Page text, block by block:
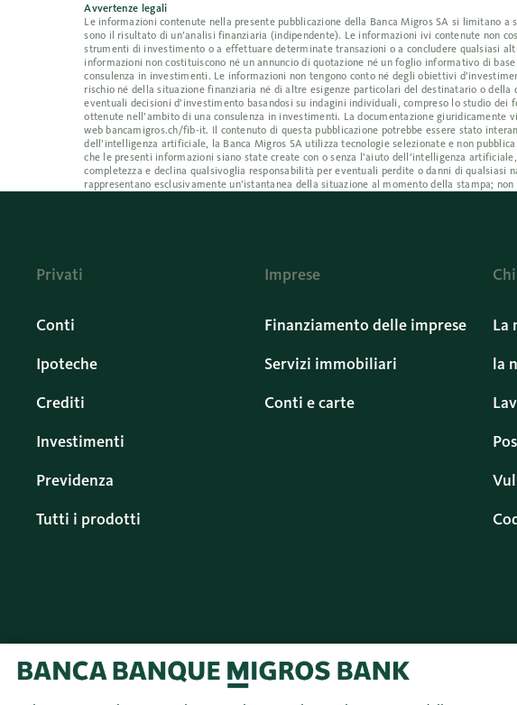
Avvertenze legali
Le informazioni contenute nella presente pubblicazione della Banca Migros SA si limitano
sono il risultato di un’analisi finanziaria (indipendente). Le informazioni ivi contenute non
strumenti di investimento o a effettuare determinate transazioni o a concludere qualsiasi
informazioni non costituiscono né un annuncio di quotazione né un foglio informativo di
consulenza in investimenti. Le informazioni non tengono conto né degli obiettivi
rischio né della situazione finanziaria né di altre esigenze particolari del destinatario o
eventuali decisioni d’investimento basandosi su indagini individuali, compreso lo studio
ottenute nell’ambito di una consulenza in investimenti. La documentazione
web bancamigros.ch/fib-it. Il contenuto di questa pubblicazione potrebbe essere stato
dell’intelligenza artificiale, la Banca Migros SA utilizza tecnologie selezionate e non
che le presenti informazioni siano state create con o senza l’aiuto dell’intelligenza
completezza e declina qualsivoglia responsabilità per eventuali perdite o danni di
rappresentano esclusivamente un’istantanea della situazione al momento della stampa;
Privati
Conti
Ipoteche
Crediti
Investimenti
Previdenza
Tutti i prodotti
Imprese
Finanziamento delle imprese
Servizi immobiliari
Conti e carte
La
la